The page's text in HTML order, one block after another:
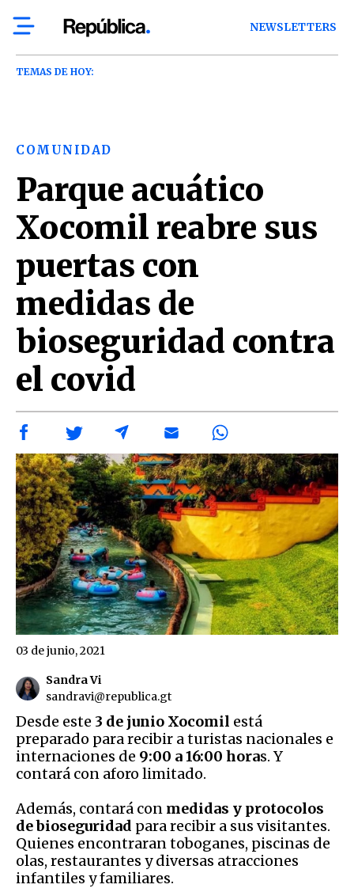
NEWSLETTERS
TEMAS DE HOY:
COMUNIDAD
Parque acuático
Xocomil reabre sus
puertas con
medidas de
bioseguridad contra
el covid
Sandra Vi
sandravi@republica.gt
03 de junio, 2021
Desde este 3 de junio Xocomil está
preparado para recibir a turistas nacionales e
internaciones de 9:00 a 16:00 horas. Y
contará con aforo limitado.
Además, contará con medidas y protocolos
de bioseguridad para recibir a sus visitantes.
Quienes encontraran toboganes, piscinas de
olas, restaurantes y diversas atracciones
infantiles y familiares.